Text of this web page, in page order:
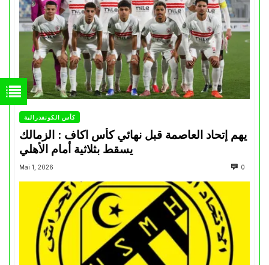
كأس الكونفدرالية
يهم إتحاد العاصمة قبل نهائي كأس اكاف : الزمالك
Mai 1, 2026 0